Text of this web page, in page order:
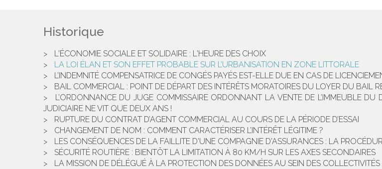
Historique
L'ÉCONOMIE SOCIALE ET SOLIDAIRE : L'HEURE DES CHOIX
LA LOI ÉLAN ET SON EFFET PROBABLE SUR L’URBANISATION EN ZONE LITTORALE
L’INDEMNITÉ COMPENSATRICE DE CONGÉS PAYÉS EST-ELLE DUE EN CAS DE
BAIL COMMERCIAL : POINT DE DÉPART DES INTÉRÊTS MORATOIRES DU LOYER DU BAIL
L’ORDONNANCE DU JUGE COMMISSAIRE ORDONNANT LA VENTE DE L’IMMEUBLE
JUDICIAIRE NE VIT QUE DEUX ANS !
RUPTURE DU CONTRAT D’AGENT COMMERCIAL AU COURS DE LA PÉRIODE D’ESSAI
CHANGEMENT DE NOM : COMMENT CARACTÉRISER L’INTÉRÊT LÉGITIME ?
LES CONSÉQUENCES DE LA FAILLITE D'UNE COMPAGNIE D'ASSURANCES : LA
SÉCURITÉ ROUTIÈRE : BIENTÔT LA LIMITATION À 80 KM/H SUR LES AXES SECONDAIRES
LA MISSION DE DÉLÉGUÉ À LA PROTECTION DES DONNÉES AU SEIN DES COLLECTIVITÉS